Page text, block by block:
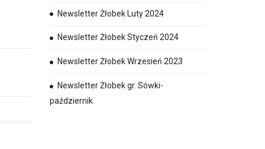
Newsletter Żłobek Luty 2024
Newsletter Żłobek Styczeń 2024
Newsletter Żłobek Wrzesień 2023
Newsletter Żłobek gr. Sówki-
październik